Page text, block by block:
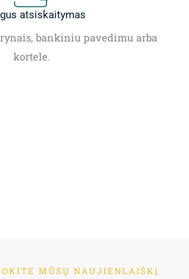
atsiskaitymas
bankiniu pavedimu arba
kortele.
MŪSŲ NAUJIENLAIŠKĮ